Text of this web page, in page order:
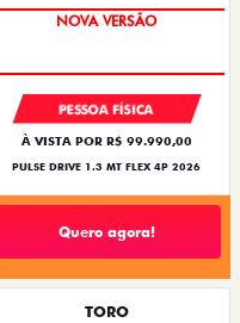
PESSOA FÍSICA
À VISTA POR R$ 99.990,00
PULSE DRIVE 1.3 MT FLEX 4P 2026
Quero agora!
TORO